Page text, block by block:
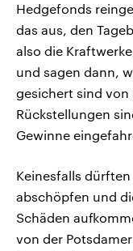
Hedgefonds
das aus, den
also die
und sagen dann,
gesichert sind von
Rückstellungen
Gewinne
Keinesfalls
abschöpfen und
Schäden
von der